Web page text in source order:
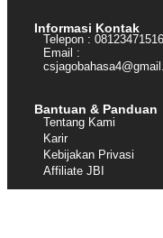
Informasi Kontak
Telepon :
Email :
Bantuan & Panduan
Tentang Kami
Karir
Kebijakan Privasi
Affiliate JBI